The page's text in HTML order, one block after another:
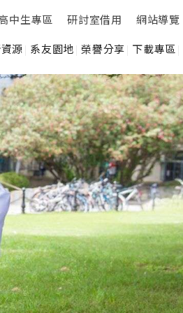
中生專區 研討室借用 網站導覽
源 系友園地 榮譽分享 下載專區